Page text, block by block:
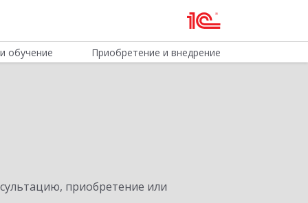
обучение Приобретение и внедрение
приобретение или